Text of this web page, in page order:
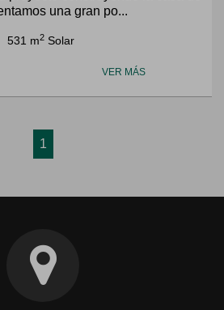
una gran po...
531 m2 Solar
VER MÁS
1